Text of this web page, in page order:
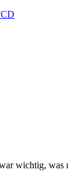
war wichtig,